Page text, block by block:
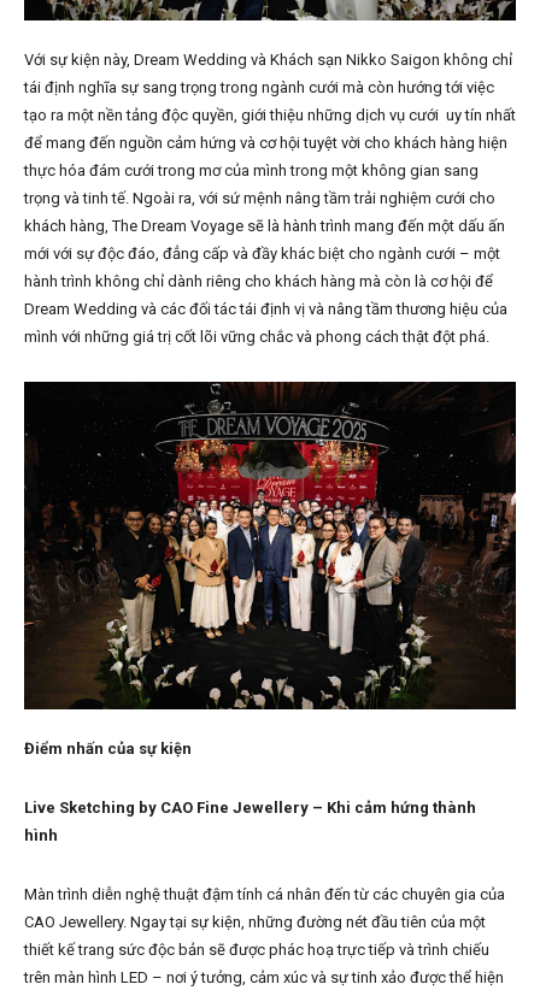
Với sự kiện này, Dream Wedding và Khách sạn Nikko Saigon không chỉ
tái định nghĩa sự sang trọng trong ngành cưới mà còn hướng tới việc
tạo ra một nền tảng độc quyền, giới thiệu những dịch vụ cưới uy tín nhất
để mang đến nguồn cảm hứng và cơ hội tuyệt vời cho khách hàng hiện
thực hóa đám cưới trong mơ của mình trong một không gian sang
trọng và tinh tế. Ngoài ra, với sứ mệnh nâng tầm trải nghiệm cưới cho
khách hàng, The Dream Voyage sẽ là hành trình mang đến một dấu ấn
mới với sự độc đáo, đẳng cấp và đầy khác biệt cho ngành cưới – một
hành trình không chỉ dành riêng cho khách hàng mà còn là cơ hội để
Dream Wedding và các đối tác tái định vị và nâng tầm thương hiệu của
mình với những giá trị cốt lõi vững chắc và phong cách thật đột phá.
Điểm nhấn của sự kiện
Live Sketching by CAO Fine Jewellery – Khi cảm hứng thành
hình
Màn trình diễn nghệ thuật đậm tính cá nhân đến từ các chuyên gia của
CAO Jewellery. Ngay tại sự kiện, những đường nét đầu tiên của một
thiết kế trang sức độc bản sẽ được phác hoạ trực tiếp và trình chiếu
trên màn hình LED – nơi ý tưởng, cảm xúc và sự tinh xảo được thể hiện